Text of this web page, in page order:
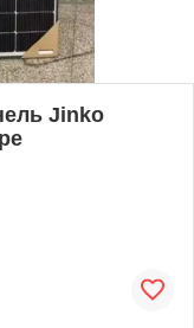
Jinko